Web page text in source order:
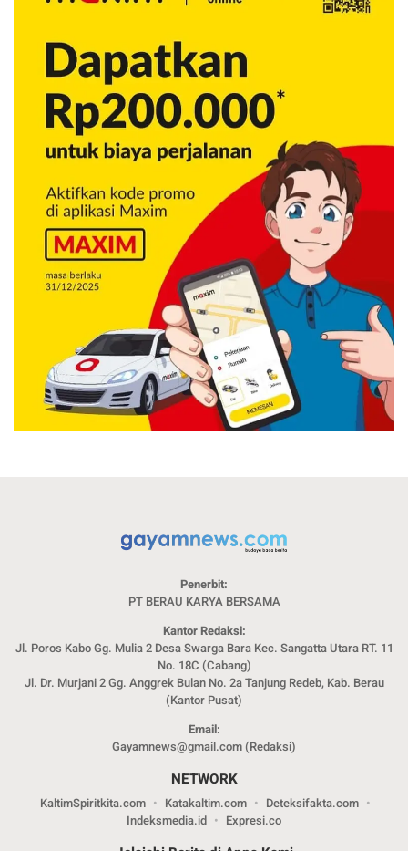
Penerbit:
PT BERAU KARYA BERSAMA
Kantor Redaksi:
Jl. Poros Kabo Gg. Mulia 2 Desa Swarga Bara Kec. Sangatta Utara RT. 11
No. 18C (Cabang)
Jl. Dr. Murjani 2 Gg. Anggrek Bulan No. 2a Tanjung Redeb, Kab. Berau
(Kantor Pusat)
Email:
Gayamnews@gmail.com (Redaksi)
NETWORK
KaltimSpiritkita.com Katakaltim.com
Deteksifakta.com
Indeksmedia.id
Expresi.co